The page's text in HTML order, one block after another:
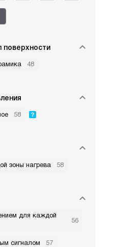
поверхности
48
58
зоны нагрева 58
для каждой
56
сигналом 57